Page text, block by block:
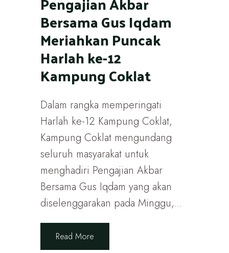
Bersama Gus Iqdam
Meriahkan Puncak
Harlah ke-12
Kampung Coklat
Dalam rangka memperingati
Harlah ke-12 Kampung Coklat,
Kampung Coklat mengundang
seluruh masyarakat untuk
menghadiri Pengajian Akbar
Bersama Gus Iqdam yang akan
diselenggarakan pada Minggu,...
Read More